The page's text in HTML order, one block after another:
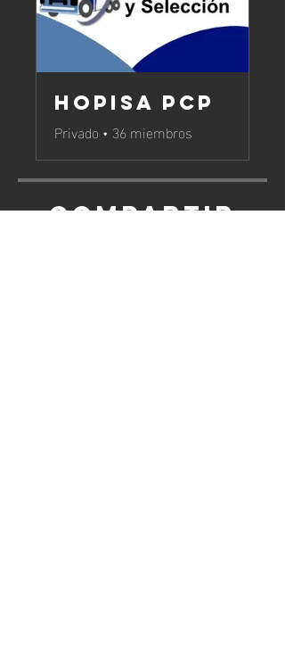
HOPISA PCP
Privado • 36 miembros
Compartir